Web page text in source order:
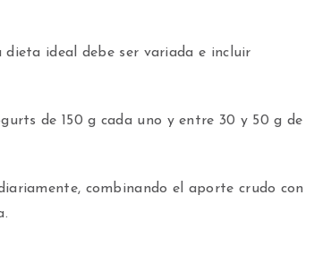
dieta ideal debe ser variada e incluir
de 150 g cada uno y entre 30 y 50 g de
combinando el aporte crudo con